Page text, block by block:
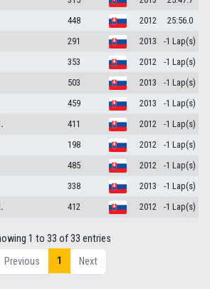
448 2012
25:56.0
291 2013
-1 Lap(s)
353 2012
-1 Lap(s)
503 2013
-1 Lap(s)
459 2013
-1 Lap(s)
411 2012
-1 Lap(s)
198 2012
-1 Lap(s)
485 2012
-1 Lap(s)
338 2013
-1 Lap(s)
412 2012 -1 Lap(s)
1 to 33 of 33 entries
Previous
1 Next